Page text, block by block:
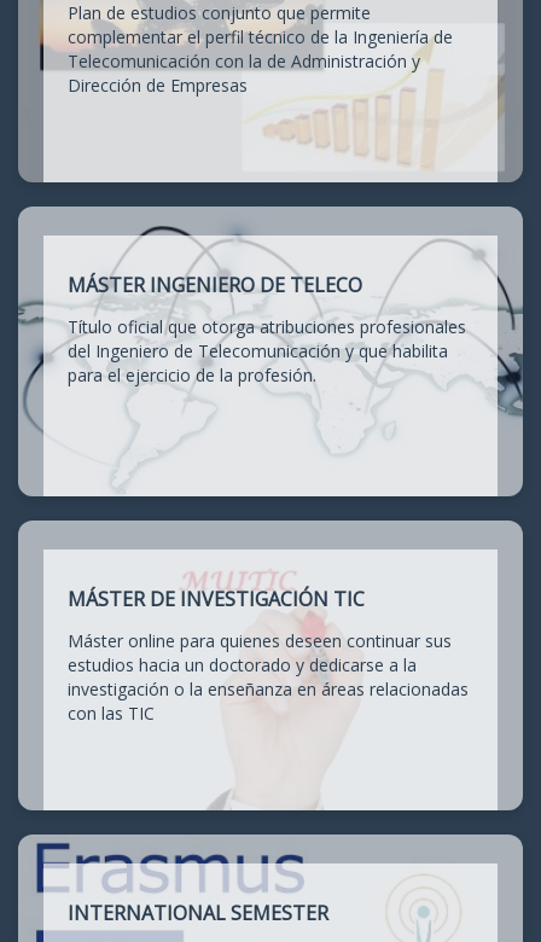
Plan de estudios conjunto que permite
complementar el perfil técnico de la Ingeniería de
Telecomunicación con la de Administración y
Dirección de Empresas
MÁSTER INGENIERO DE TELECO
Título oficial que otorga atribuciones profesionales
del Ingeniero de Telecomunicación y que habilita
para el ejercicio de la profesión.
MÁSTER DE INVESTIGACIÓN TIC
Máster online para quienes deseen continuar sus
estudios hacia un doctorado y dedicarse a la
investigación o la enseñanza en áreas relacionadas
con las TIC
INTERNATIONAL SEMESTER